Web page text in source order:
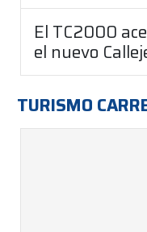
El TC2000
el nuevo
TURISMO